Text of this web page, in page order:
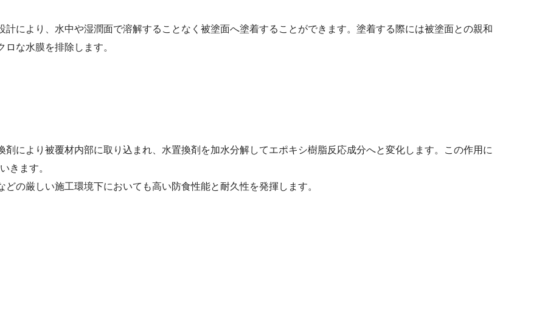
により、水中や湿潤面で溶解することなく被塗面へ塗着することができます。塗着する際には被塗面との親和
な水膜を排除します。
により被覆材内部に取り込まれ、水置換剤を加水分解してエポキシ樹脂反応成分へと変化します。この作用に
きます。
の厳しい施工環境下においても高い防食性能と耐久性を発揮します。